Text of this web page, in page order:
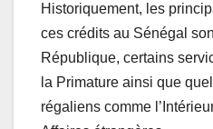
Historiquement, les
ces crédits au Sénégal
République, certains
la Primature ainsi que
régaliens comme